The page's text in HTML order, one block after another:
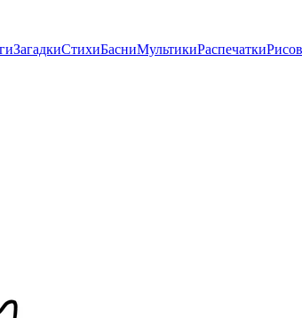
ЗагадкиСтихиБасниМультикиРаспечатки